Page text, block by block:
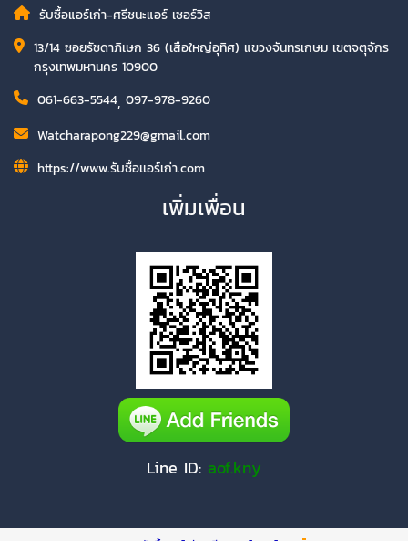
รับซื้อแอร์เก่า-ศรีชนะแอร์ เซอร์วิส
13/14 ซอยรัชดาภิเษก 36 (เสือใหญ่อุทิศ) แขวงจันทรเกษม เขตจตุจักร
กรุงเทพมหานคร 10900
061-663-5544, 097-978-9260
Watcharapong229@gmail.com
https://www.รับซื้อเเอร์เก่า.com
เพิ่มเพื่อน
Line ID: aof.kny